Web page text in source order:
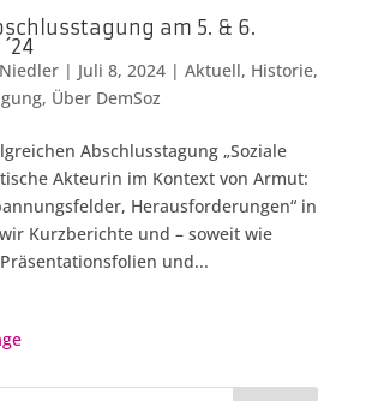
am 5. & 6.
| Juli 8, 2024| Aktuell, Historie,
, Über DemSoz
Abschlusstagung „Soziale
Akteurin im Kontext von Armut:
Herausforderungen“ in
Kurzberichte und – soweit wie
und...